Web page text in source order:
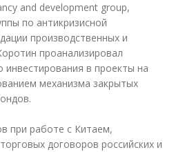
and development group,
по антикризисной
производственных и
проанализировал
в проекты на
механизма закрытых
при работе с Китаем,
договоров российских и